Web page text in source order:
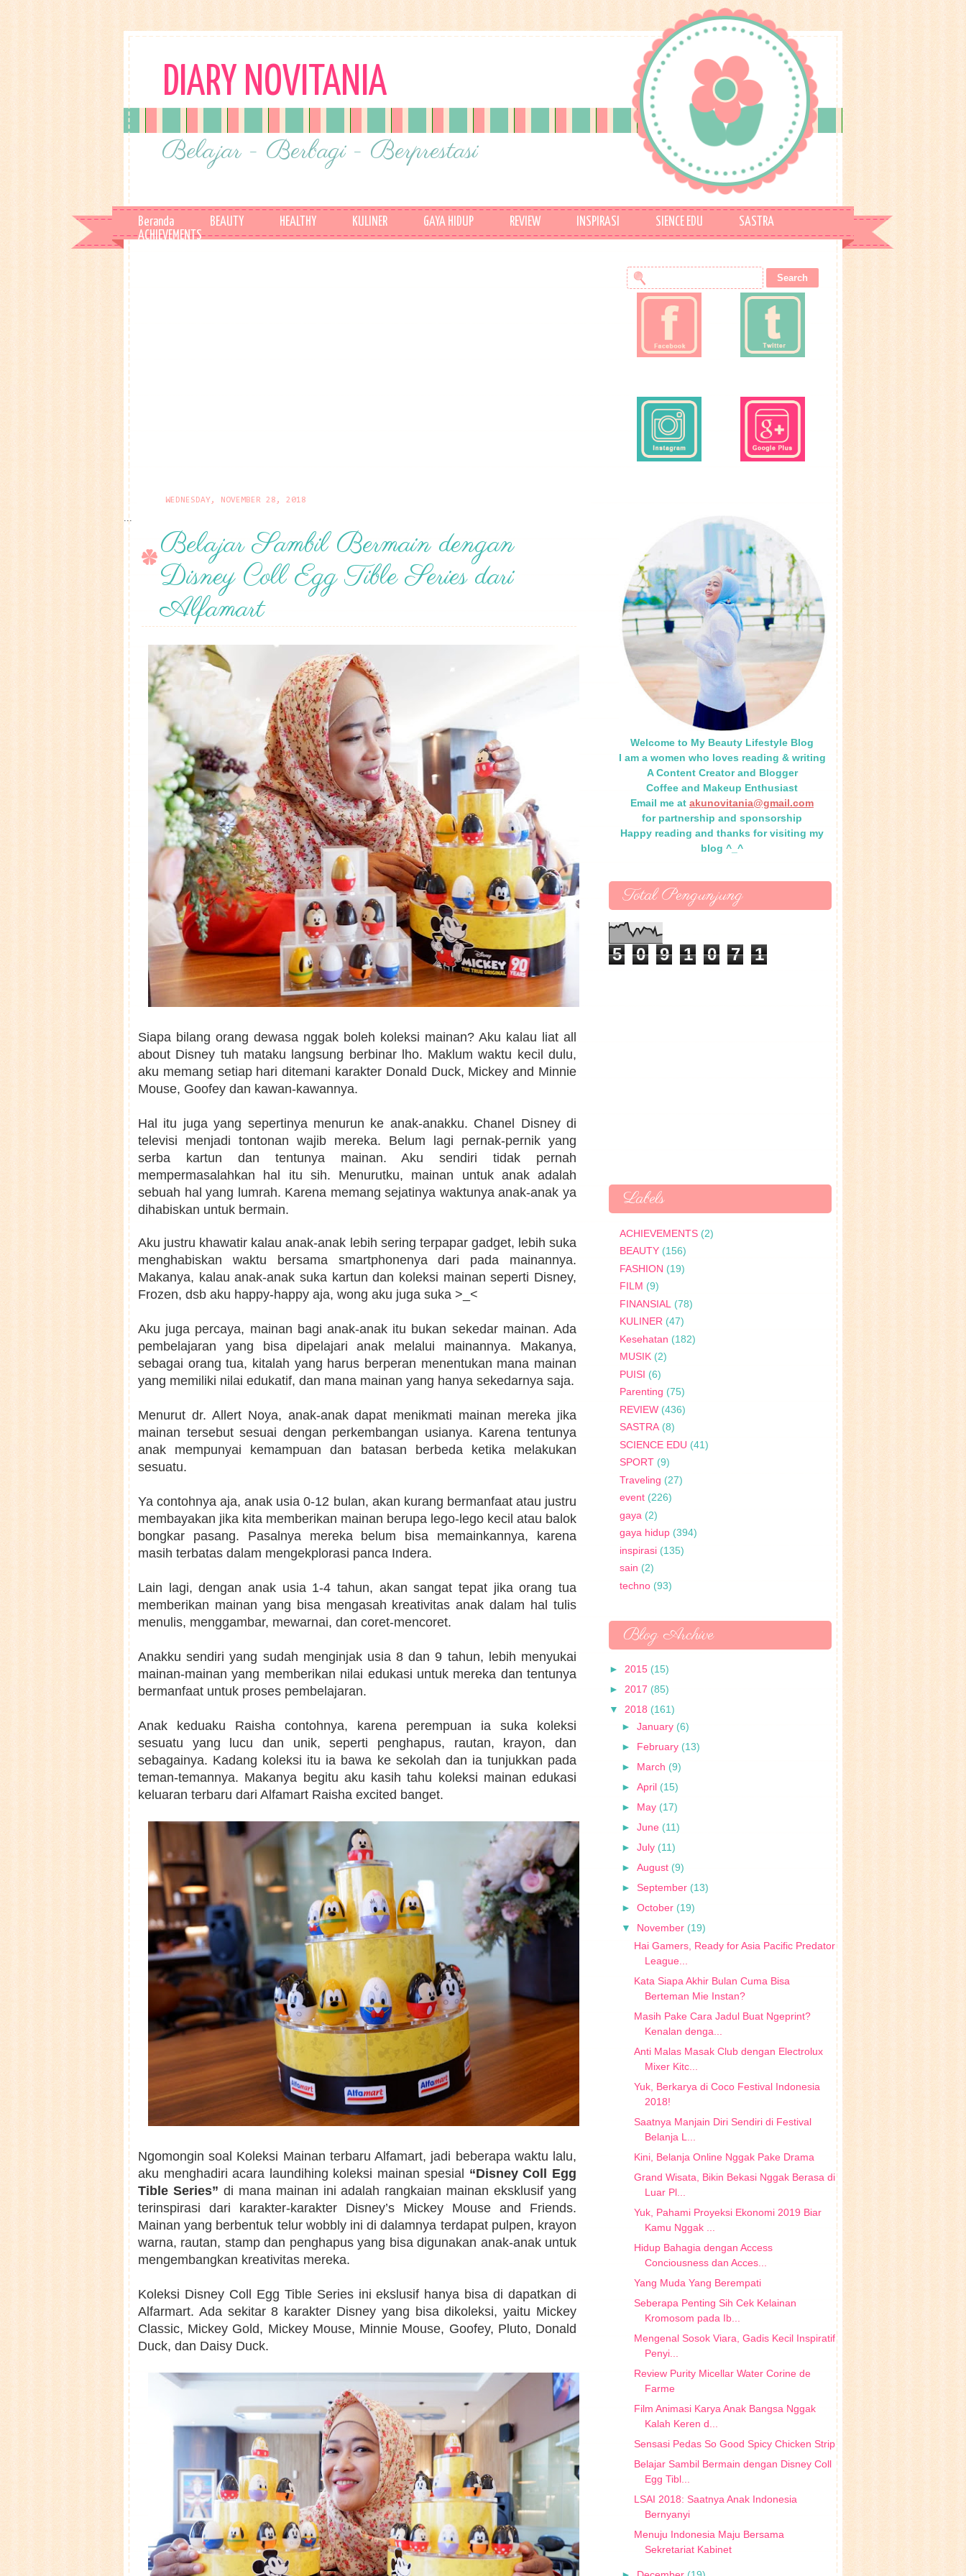
DIARY NOVITANIA
Belajar - Berbagi - Berprestasi
Beranda BEAUTY HEALTHY KULINER GAYA HIDUP REVIEW INSPIRASI SIENCE EDU
SASTRA
ACHIEVEMENTS
WEDNESDAY, NOVEMBER 28, 2018
...
Belajar Sambil Bermain dengan
Disney Coll Egg Tible Series dari
Alfamart
Siapa bilang orang dewasa nggak boleh koleksi mainan? Aku kalau liat all
about Disney tuh mataku langsung berbinar lho. Maklum waktu kecil dulu,
aku memang setiap hari ditemani karakter Donald Duck, Mickey and Minnie
Mouse, Goofey dan kawan-kawannya.
Hal itu juga yang sepertinya menurun ke anak-anakku. Chanel Disney di
televisi menjadi tontonan wajib mereka. Belum lagi pernak-pernik yang
serba kartun dan tentunya mainan. Aku sendiri tidak pernah
mempermasalahkan hal itu sih. Menurutku, mainan untuk anak adalah
sebuah hal yang lumrah. Karena memang sejatinya waktunya anak-anak ya
dihabiskan untuk bermain.
Aku justru khawatir kalau anak-anak lebih sering terpapar gadget, lebih suka
menghabiskan waktu bersama smartphonenya dari pada mainannya.
Makanya, kalau anak-anak suka kartun dan koleksi mainan seperti Disney,
Frozen, dsb aku happy-happy aja, wong aku juga suka >_<
Aku juga percaya, mainan bagi anak-anak itu bukan sekedar mainan. Ada
pembelajaran yang bisa dipelajari anak melalui mainannya. Makanya,
sebagai orang tua, kitalah yang harus berperan menentukan mana mainan
yang memiliki nilai edukatif, dan mana mainan yang hanya sekedarnya saja.
Menurut dr. Allert Noya, anak-anak dapat menikmati mainan mereka jika
mainan tersebut sesuai dengan perkembangan usianya. Karena tentunya
anak mempunyai kemampuan dan batasan berbeda ketika melakukan
sesuatu.
Ya contohnya aja, anak usia 0-12 bulan, akan kurang bermanfaat atau justru
membayakan jika kita memberikan mainan berupa lego-lego kecil atau balok
bongkar pasang. Pasalnya mereka belum bisa memainkannya, karena
masih terbatas dalam mengekplorasi panca Indera.
Lain lagi, dengan anak usia 1-4 tahun, akan sangat tepat jika orang tua
memberikan mainan yang bisa mengasah kreativitas anak dalam hal tulis
menulis, menggambar, mewarnai, dan coret-mencoret.
Anakku sendiri yang sudah menginjak usia 8 dan 9 tahun, lebih menyukai
mainan-mainan yang memberikan nilai edukasi untuk mereka dan tentunya
bermanfaat untuk proses pembelajaran.
Anak keduaku Raisha contohnya, karena perempuan ia suka koleksi
sesuatu yang lucu dan unik, seperti penghapus, rautan, krayon, dan
sebagainya. Kadang koleksi itu ia bawa ke sekolah dan ia tunjukkan pada
teman-temannya. Makanya begitu aku kasih tahu koleksi mainan edukasi
keluaran terbaru dari Alfamart Raisha excited banget.
Ngomongin soal Koleksi Mainan terbaru Alfamart, jadi beberapa waktu lalu,
aku menghadiri acara laundihing koleksi mainan spesial “Disney Coll Egg
Tible Series” di mana mainan ini adalah rangkaian mainan eksklusif yang
terinspirasi dari karakter-karakter Disney’s Mickey Mouse and Friends.
Mainan yang berbentuk telur wobbly ini di dalamnya terdapat pulpen, krayon
warna, rautan, stamp dan penghapus yang bisa digunakan anak-anak untuk
mengembangkan kreativitas mereka.
Koleksi Disney Coll Egg Tible Series ini ekslusif hanya bisa di dapatkan di
Alfarmart. Ada sekitar 8 karakter Disney yang bisa dikoleksi, yaitu Mickey
Classic, Mickey Gold, Mickey Mouse, Minnie Mouse, Goofey, Pluto, Donald
Duck, dan Daisy Duck.
Welcome to My Beauty Lifestyle Blog
I am a women who loves reading & writing
A Content Creator and Blogger
Coffee and Makeup Enthusiast
Email me at akunovitania@gmail.com
for partnership and sponsorship
Happy reading and thanks for visiting my
blog ^_^
Total Pengunjung
5 0 9 1 0 7 1
Labels
ACHIEVEMENTS (2)
BEAUTY (156)
FASHION (19)
FILM (9)
FINANSIAL
(78)
KULINER (47)
Kesehatan (182)
MUSIK (2)
PUISI (6)
Parenting (75)
REVIEW (436)
SASTRA (8)
SCIENCE EDU (41)
SPORT (9)
Traveling (27)
event (226)
gaya (2)
gaya hidup (394)
inspirasi (135)
sain (2)
techno (93)
Blog Archive
► 2015 (15)
► 2017 (85)
▼ 2018 (161)
► January (6)
► February (13)
► March (9)
► April (15)
► May (17)
► June (11)
► July (11)
► August (9)
► September (13)
► October (19)
▼ November (19)
Hai Gamers, Ready for Asia Pacific Predator
League...
Kata Siapa Akhir Bulan Cuma Bisa
Berteman Mie Instan?
Masih Pake Cara Jadul Buat Ngeprint?
Kenalan denga...
Anti Malas Masak Club dengan Electrolux
Mixer Kitc...
Yuk, Berkarya di Coco Festival Indonesia
2018!
Saatnya Manjain Diri Sendiri di Festival
Belanja L...
Kini, Belanja Online Nggak Pake Drama
Grand Wisata, Bikin Bekasi Nggak Berasa di
Luar Pl...
Yuk, Pahami Proyeksi Ekonomi 2019 Biar
Kamu Nggak ...
Hidup Bahagia dengan Access
Conciousness dan Acces...
Yang Muda Yang Berempati
Seberapa Penting Sih Cek Kelainan
Kromosom pada Ib...
Mengenal Sosok Viara, Gadis Kecil Inspiratif
Penyi...
Review Purity Micellar Water Corine de
Farme
Film Animasi Karya Anak Bangsa Nggak
Kalah Keren d...
Sensasi Pedas So Good Spicy Chicken Strip
Belajar Sambil Bermain dengan Disney Coll
Egg Tibl...
LSAI 2018: Saatnya Anak Indonesia
Bernyanyi
Menuju Indonesia Maju Bersama
Sekretariat Kabinet